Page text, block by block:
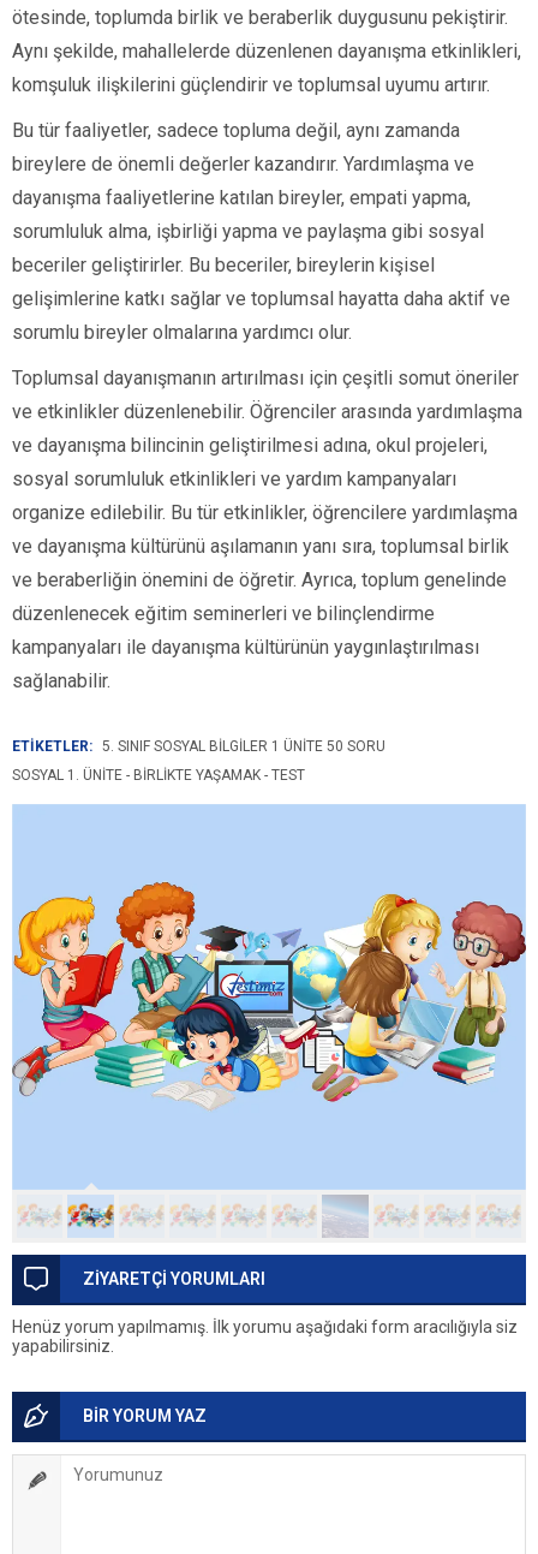
ötesinde, toplumda birlik ve beraberlik duygusunu pekiştirir.
Aynı şekilde, mahallelerde düzenlenen dayanışma etkinlikleri,
komşuluk ilişkilerini güçlendirir ve toplumsal uyumu artırır.
Bu tür faaliyetler, sadece topluma değil, aynı zamanda
bireylere de önemli değerler kazandırır. Yardımlaşma ve
dayanışma faaliyetlerine katılan bireyler, empati yapma,
sorumluluk alma, işbirliği yapma ve paylaşma gibi sosyal
beceriler geliştirirler. Bu beceriler, bireylerin kişisel
gelişimlerine katkı sağlar ve toplumsal hayatta daha aktif ve
sorumlu bireyler olmalarına yardımcı olur.
Toplumsal dayanışmanın artırılması için çeşitli somut öneriler
ve etkinlikler düzenlenebilir. Öğrenciler arasında yardımlaşma
ve dayanışma bilincinin geliştirilmesi adına, okul projeleri,
sosyal sorumluluk etkinlikleri ve yardım kampanyaları
organize edilebilir. Bu tür etkinlikler, öğrencilere yardımlaşma
ve dayanışma kültürünü aşılamanın yanı sıra, toplumsal birlik
ve beraberliğin önemini de öğretir. Ayrıca, toplum genelinde
düzenlenecek eğitim seminerleri ve bilinçlendirme
kampanyaları ile dayanışma kültürünün yaygınlaştırılması
sağlanabilir.
ETİKETLER: 5. SINIF SOSYAL BILGILER 1 ÜNITE 50 SORU
SOSYAL 1. ÜNITE - BIRLIKTE YAŞAMAK - TEST
ZİYARETÇİ YORUMLARI
Henüz yorum yapılmamış. İlk yorumu aşağıdaki form aracılığıyla siz
yapabilirsiniz.
BİR YORUM YAZ